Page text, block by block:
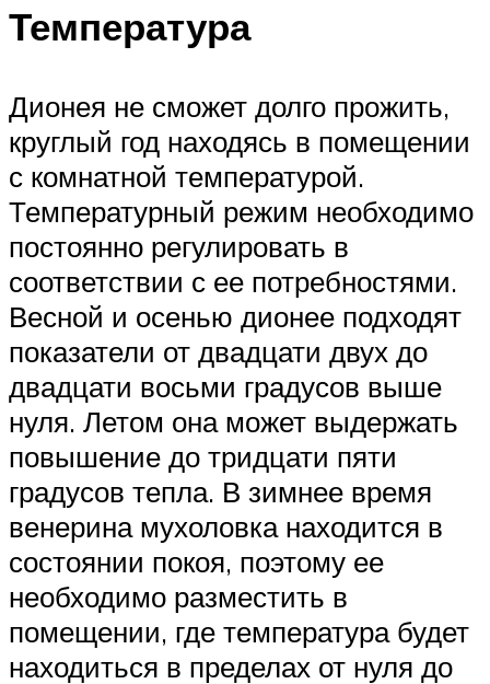
Температура
Дионея не сможет долго прожить,
круглый год находясь в помещении
с комнатной температурой.
Температурный режим необходимо
постоянно регулировать в
соответствии с ее потребностями.
Весной и осенью дионее подходят
показатели от двадцати двух до
двадцати восьми градусов выше
нуля. Летом она может выдержать
повышение до тридцати пяти
градусов тепла. В зимнее время
венерина мухоловка находится в
состоянии покоя, поэтому ее
необходимо разместить в
помещении, где температура будет
находиться в пределах от нуля до